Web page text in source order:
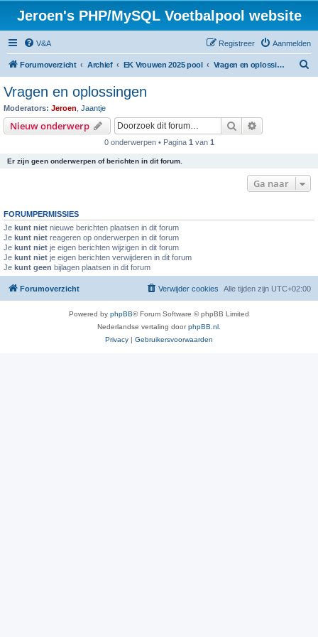
Jeroen's PHP/MySQL Voetbalpool website
V&A Aanmelden
Registreer
Forumoverzicht Archief EK Vrouwen 2025 pool Vragen en oplossingen
Vragen en oplossingen
Moderators: Jeroen Jaantje
Nieuw onderwerp Zoek
0 onderwerpen • Pagina 1 van 1
Er zijn geen onderwerpen of berichten in dit forum.
Ga naar
FORUMPERMISSIES
Je kunt niet nieuwe berichten plaatsen in dit forum
Je kunt niet reageren op onderwerpen in dit forum
Je kunt niet je eigen berichten wijzigen in dit forum
Je kunt niet je eigen berichten verwijderen in dit forum
Je kunt geen bijlagen plaatsen in dit forum
Forumoverzicht Alle tijden zijn UTC+02:00
Verwijder cookies
Powered by phpBB® Forum Software © phpBB Limited
Nederlandse vertaling doorphpBB.nl
Privacy | Gebruikersvoorwaarden